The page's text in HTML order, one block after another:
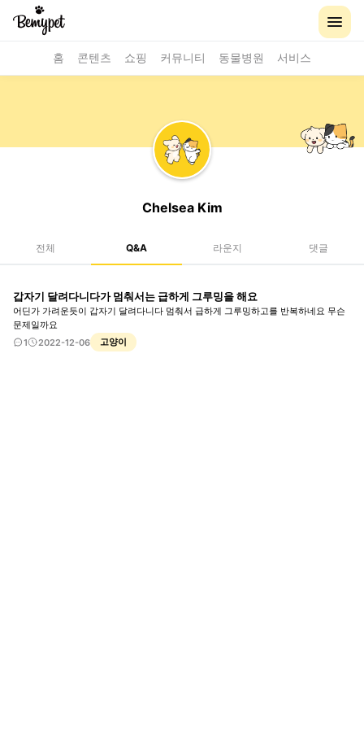
홈 콘텐츠 쇼핑 커뮤니티 동물병원 서비스
Chelsea Kim
전체 Q&A 라운지 댓글
갑자기 달려다니다가 멈춰서는 급하게 그루밍을 해요
어딘가 가려운듯이 갑자기 달려다니다 멈춰서 급하게 그루밍하고를 반복하네요 무슨
문제일까요
1
2022-12-06 고양이